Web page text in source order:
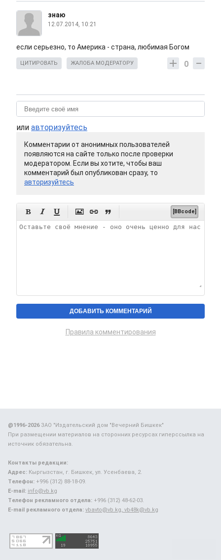
знаю
12.07.2014, 10:21
если серьезно, то Америка - страна, любимая Богом
0
ЦИТИРОВАТЬ ЖАЛОБА МОДЕРАТОРУ
или авторизуйтесь
Комментарии от анонимных пользователей
появляются на сайте только после проверки
модератором. Если вы хотите, чтобы ваш
комментарий был опубликован сразу, то
авторизуйтесь
      [BBcode]
Правила комментирования
@1996-2026ЗАО "Издательский дом "Вечерний Бишкек"
При размещении материалов на сторонних ресурсах гиперссылка на
источник обязательна.
Контакты редакции:
Адрес: Кыргызстан, г. Бишкек, ул. Усенбаева, 2.
Телефон: +996 (312) 88-18-09.
E-mail: info@vb.kg
Телефон рекламного отдела: +996 (312) 48-62-03.
E-mail рекламного отдела: vbavto@vb.kg, vb48k@vb.kg